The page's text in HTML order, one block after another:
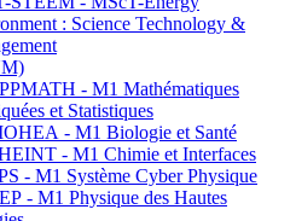
: Science Technology &
- M1 Mathématiques
et Statistiques
- M1 Biologie et Santé
- M1 Chimie et Interfaces
- M1 Système Cyber Physique
- M1 Physique des Hautes